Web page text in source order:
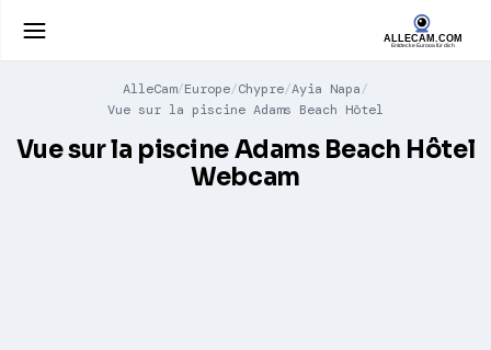
AlleCam Europe Chypre Ayia Napa
Vue sur la piscine Adams Beach Hôtel
Vue sur la piscine Adams Beach Hôtel
Webcam